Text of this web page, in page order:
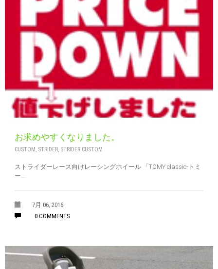
お求めやすくなりました。
CUSTOM , STRIDER, STRIDER CUSTOM
ストライダーレース向けレーシングホイール 「TOMY classic-トミ
ー…
7月 06, 2016
0 COMMENTS